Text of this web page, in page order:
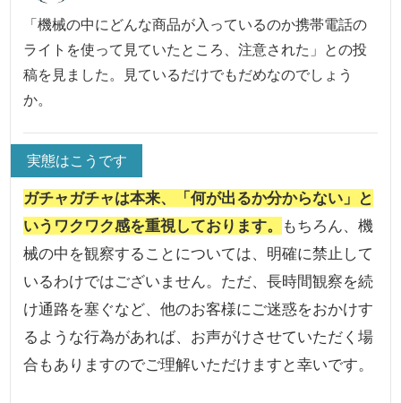
「機械の中にどんな商品が入っているのか携帯電話の
ライトを使って見ていたところ、注意された」との投
稿を見ました。見ているだけでもだめなのでしょう
か。
実態はこうです
ガチャガチャは本来、「何が出るか分からない」と
いうワクワク感を重視しております。
もちろん、機
械の中を観察することについては、明確に禁止して
いるわけではございません。ただ、長時間観察を続
け通路を塞ぐなど、他のお客様にご迷惑をおかけす
るような行為があれば、お声がけさせていただく場
合もありますのでご理解いただけますと幸いです。